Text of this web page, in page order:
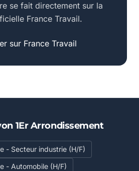
se fait directement sur la
France Travail.
sur France Travail
1Er Arrondissement
- Secteur industrie (H/F)
- Automobile (H/F)